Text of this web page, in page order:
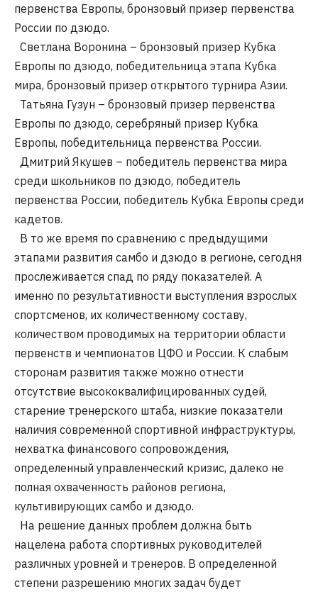
первенства Европы, бронзовый призер первенства
России по дзюдо.
Светлана Воронина – бронзовый призер Кубка
Европы по дзюдо, победительница этапа Кубка
мира, бронзовый призер открытого турнира Азии.
Татьяна Гузун – бронзовый призер первенства
Европы по дзюдо, серебряный призер Кубка
Европы, победительница первенства России.
Дмитрий Якушев – победитель первенства мира
среди школьников по дзюдо, победитель
первенства России, победитель Кубка Европы среди
кадетов.
В то же время по сравнению с предыдущими
этапами развития самбо и дзюдо в регионе, сегодня
прослеживается спад по ряду показателей. А
именно по результативности выступления взрослых
спортсменов, их количественному составу,
количеством проводимых на территории области
первенств и чемпионатов ЦФО и России. К слабым
сторонам развития также можно отнести
отсутствие высококвалифицированных судей,
старение тренерского штаба, низкие показатели
наличия современной спортивной инфраструктуры,
нехватка финансового сопровождения,
определенный управленческий кризис, далеко не
полная охваченность районов региона,
культивирующих самбо и дзюдо.
На решение данных проблем должна быть
нацелена работа спортивных руководителей
различных уровней и тренеров. В определенной
степени разрешению многих задач будет